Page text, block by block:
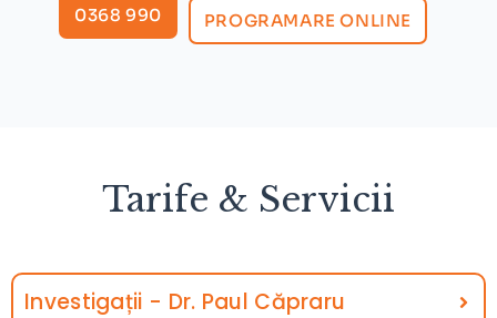
0368 990 PROGRAMARE ONLINE
Tarife & Servicii
Investigații - Dr. Paul Căpraru